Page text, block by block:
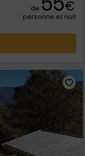
de €
personne et nuit